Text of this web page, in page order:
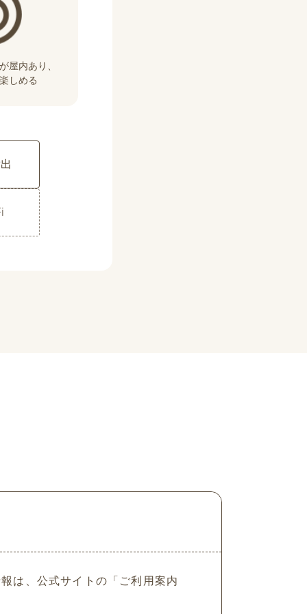
屋内あり、
しめる
は、公式サイトの「ご利用案内